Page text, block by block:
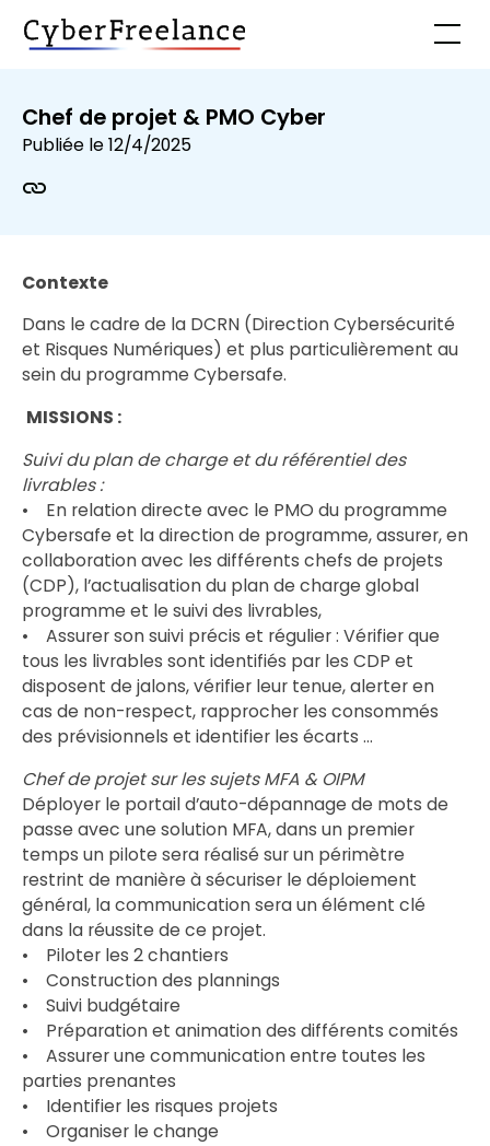
Chef de projet & PMO Cyber
Publiée le12/4/2025
Contexte
Dans le cadre de la DCRN (Direction Cybersécurité
et Risques Numériques) et plus particulièrement au
sein du programme Cybersafe.
MISSIONS :
Suivi du plan de charge et du référentiel des
livrables :
• En relation directe avec le PMO du programme
Cybersafe et la direction de programme, assurer, en
collaboration avec les différents chefs de projets
(CDP), l’actualisation du plan de charge global
programme et le suivi des livrables,
• Assurer son suivi précis et régulier : Vérifier que
tous les livrables sont identifiés par les CDP et
disposent de jalons, vérifier leur tenue, alerter en
cas de non-respect, rapprocher les consommés
des prévisionnels et identifier les écarts …
Chef de projet sur les sujets MFA & OIPM
Déployer le portail d’auto-dépannage de mots de
passe avec une solution MFA, dans un premier
temps un pilote sera réalisé sur un périmètre
restrint de manière à sécuriser le déploiement
général, la communication sera un élément clé
dans la réussite de ce projet.
• Piloter les 2 chantiers
• Construction des plannings
• Suivi budgétaire
• Préparation et animation des différents comités
• Assurer une communication entre toutes les
parties prenantes
• Identifier les risques projets
• Organiser le change